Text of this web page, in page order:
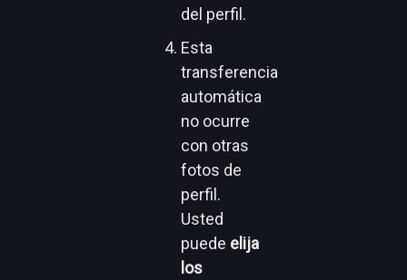
del perfil.
Esta
transferencia
automática
no ocurre
con otras
fotos de
perfil.
Usted
puede elija
los